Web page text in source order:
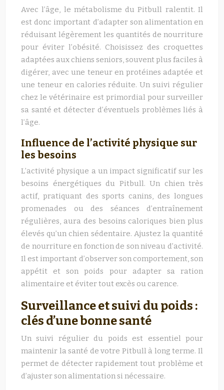
Avec l’âge, le métabolisme du Pitbull ralentit. Il
est donc important d’adapter son alimentation en
réduisant légèrement les quantités de nourriture
pour éviter l’obésité. Choisissez des croquettes
adaptées aux chiens seniors, souvent plus faciles à
digérer, avec une teneur en protéines adaptée et
une teneur en calories réduite. Un suivi régulier
chez le vétérinaire est primordial pour surveiller
sa santé et détecter d’éventuels problèmes liés à
l’âge.
Influence de l’activité physique sur
les besoins
L’activité physique a un impact significatif sur les
besoins énergétiques du Pitbull. Un chien très
actif, pratiquant des sports canins, des longues
promenades ou des séances d’entraînement
régulières, aura des besoins caloriques bien plus
élevés qu’un chien sédentaire. Ajustez la quantité
de nourriture en fonction de son niveau d’activité.
Il est important d’observer son comportement, son
appétit et son poids pour adapter sa ration
alimentaire et éviter tout excès ou carence.
Surveillance et suivi du poids :
clés d’une bonne santé
Un suivi régulier du poids est essentiel pour
maintenir la santé de votre Pitbull à long terme. Il
permet de détecter rapidement tout problème et
d’ajuster son alimentation si nécessaire.